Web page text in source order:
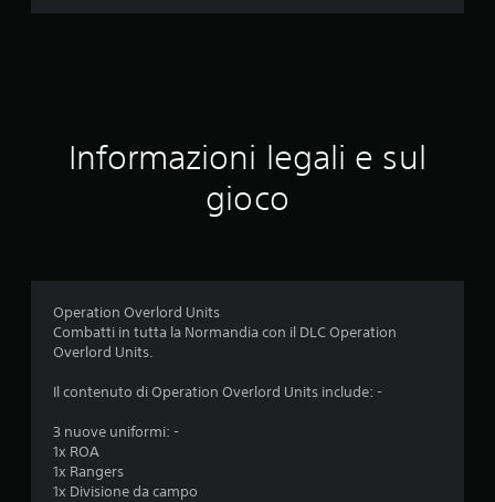
t
i
Informazioni legali e sul
gioco
Operation Overlord Units
Combatti in tutta la Normandia con il DLC Operation
Overlord Units.
Il contenuto di Operation Overlord Units include: -
3 nuove uniformi: -
1x ROA
1x Rangers
1x Divisione da campo